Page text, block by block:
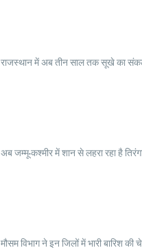
राजस्थान में अब तीन साल तक सूखे का
अब जम्मू-कश्मीर में शान से लहरा रहा है
मौसम विभाग ने इन जिलों में भारी बारिश की